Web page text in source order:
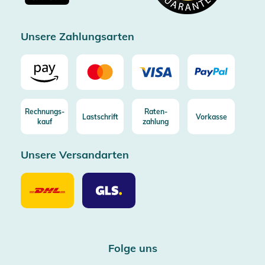
Unsere Zahlungsarten
Rechnungs-
kauf
Lastschrift
Raten-
zahlung
Vorkasse
Unsere Versandarten
Unsere
Versandarten
DHL
Unsere
Versandarten
GLS
Folge uns